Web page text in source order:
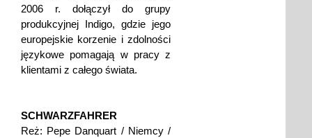
2006 r. dołączył do grupy
produkcyjnej Indigo, gdzie jego
europejskie korzenie i zdolności
językowe pomagają w pracy z
klientami z całego świata.
SCHWARZFAHRER
Reż: Pepe Danquart / Niemcy /